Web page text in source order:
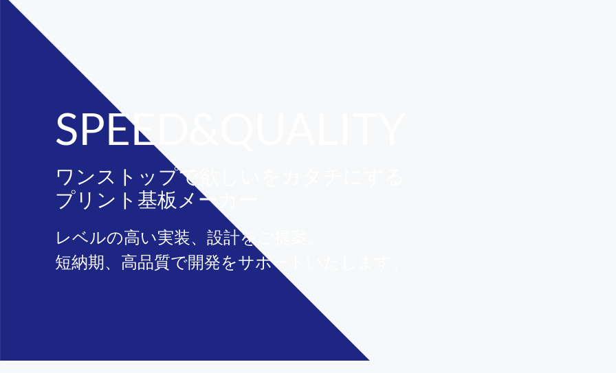
SPEED&QUALITY
ワンストップで欲しいをカタチにする
プリント基板メーカー
レベルの高い実装、設計をご提案。
短納期、高品質で開発をサポートいたします。